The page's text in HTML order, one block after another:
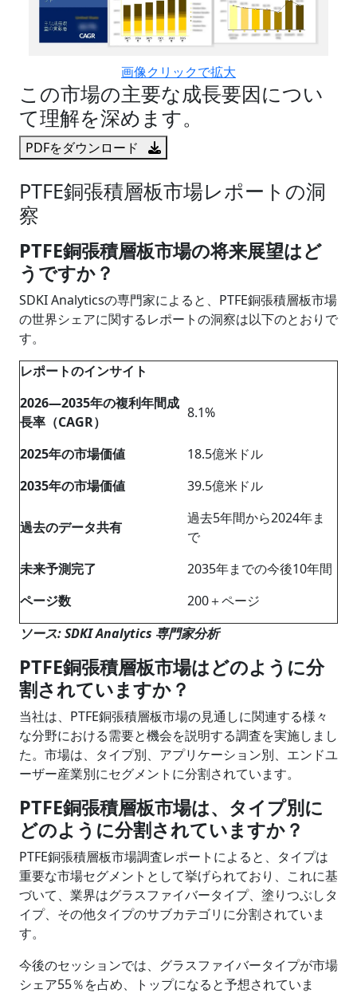
画像クリックで拡大
この市場の主要な成長要因につい
て理解を深めます。
PDFをダウンロード
PTFE銅張積層板市場レポートの洞
察
PTFE銅張積層板市場の将来展望はど
うですか？
SDKI Analyticsの専門家によると、PTFE銅張積層板市場
の世界シェアに関するレポートの洞察は以下のとおりで
す。
レポートのインサイト
2026―2035年の複利年間成
長率（CAGR）
8.1%
2025年の市場価値
18.5億米ドル
2035年の市場価値
39.5億米ドル
過去のデータ共有
過去5年間から2024年ま
で
未来予測完了
2035年までの今後10年間
ページ数
200＋ページ
ソース: SDKI Analytics 専門家分析
PTFE銅張積層板市場はどのように分
割されていますか？
当社は、PTFE銅張積層板市場の見通しに関連する様々
な分野における需要と機会を説明する調査を実施しまし
た。市場は、タイプ別、アプリケーション別、エンドユ
ーザー産業別にセグメントに分割されています。
PTFE銅張積層板市場は、タイプ別に
どのように分割されていますか？
PTFE銅張積層板市場調査レポートによると、タイプは
重要な市場セグメントとして挙げられており、これに基
づいて、業界はグラスファイバータイプ、塗りつぶしタ
イプ、その他タイプのサブカテゴリに分割されていま
す。
今後のセッションでは、グラスファイバータイプが市場
シェア55％を占め、トップになると予想されていま